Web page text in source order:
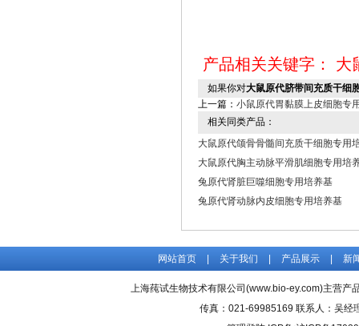
产品相关关键字： 大
如果你对大鼠原代脐带间充质干细
上一篇： 小鼠原代胃黏膜上皮细胞专
相关同类产品：
大鼠原代颌骨骨髓间充质干细胞专用
大鼠原代胸主动脉平滑肌细胞专用培
兔原代肾脏巨噬细胞专用培养基
兔原代肾动脉内皮细胞专用培养基
网站首页 关于我们 产品展示 新
上海莼试生物技术有限公司(www.bio-ey.com)主营产
传真：021-69985169 联系人：吴经